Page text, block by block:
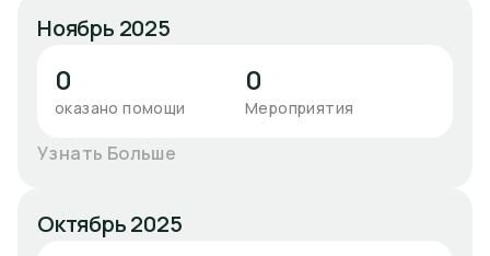
Ноябрь 2025
0
оказано помощи
0
Мероприятия
Узнать Больше
Октябрь 2025